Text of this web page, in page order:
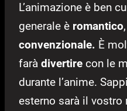
L’animazione è ben
generale è romantico
convenzionale. È
farà divertire con le
durante l’anime.
esterno sarà il